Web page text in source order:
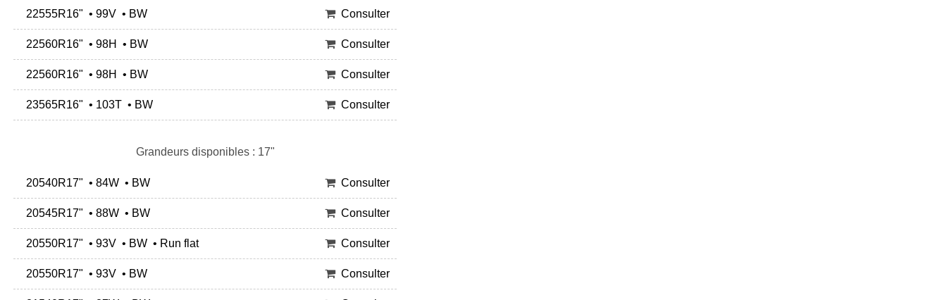
22555R16" • 99V • BW Consulter
22560R16" • 98H • BW Consulter
22560R16" • 98H • BW Consulter
23565R16" • 103T • BW Consulter
Grandeurs disponibles : 17"
20540R17" • 84W • BW Consulter
20545R17" • 88W • BW Consulter
20550R17" • 93V • BW • Run flat Consulter
20550R17" • 93V • BW Consulter